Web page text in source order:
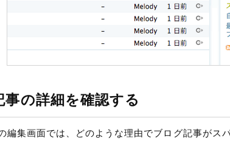
の詳細を確認する
編集画面では、どのような理由でブログ記事がス